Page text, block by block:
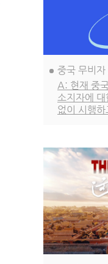
중국 무비
A: 현재 중
소지자에
없이 시행
지 48개국
비자 정책
시행됩니다.